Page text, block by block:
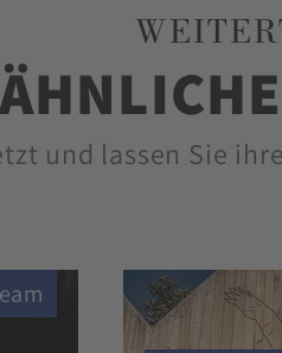
und lassen Sie